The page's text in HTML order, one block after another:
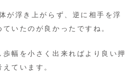
が浮き上がらず、逆に相手を浮
いたのが良かったですね。
幅を小さく出来ればより良い押
ています。